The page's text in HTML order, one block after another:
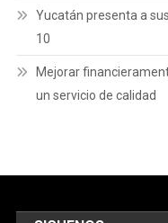
Yucatán presenta a
10
Mejorar
un servicio de calidad